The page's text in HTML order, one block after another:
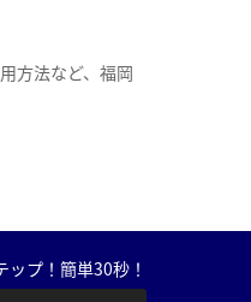
方法など、福岡
ップ！簡単30秒！